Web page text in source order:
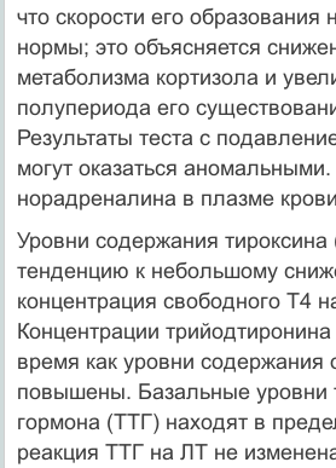
что скорости его образования
нормы; это объясняется
метаболизма кортизола и
полупериода его
Результаты теста с
могут оказаться
норадреналина в плазме
Уровни содержания
тенденцию к небольшому
концентрация свободного Т4
Концентрации
время как уровни содержания
повышены. Базальные уровни
гормона (ТТГ) находят в
реакция ТТГ на ЛТ не